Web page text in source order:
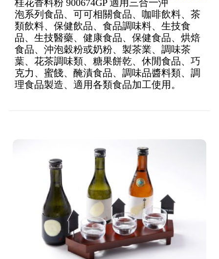
5
桂花香料粉 900674GP 適用三合一沖
泡系列食品、可可相關食品、咖啡飲料、茶
類飲料、保健飲品、食品調味料、生技食
品、生技醫藥、健康食品、保健食品、烘焙
食品、沖泡穀粉或奶粉、製茶業、調味茶
葉、花茶調味類、糖果餅乾、休閒食品、巧
克力、蜜餞、醃漬食品、調味品醬料類、調
理食品製造、適用各類食品加工使用。